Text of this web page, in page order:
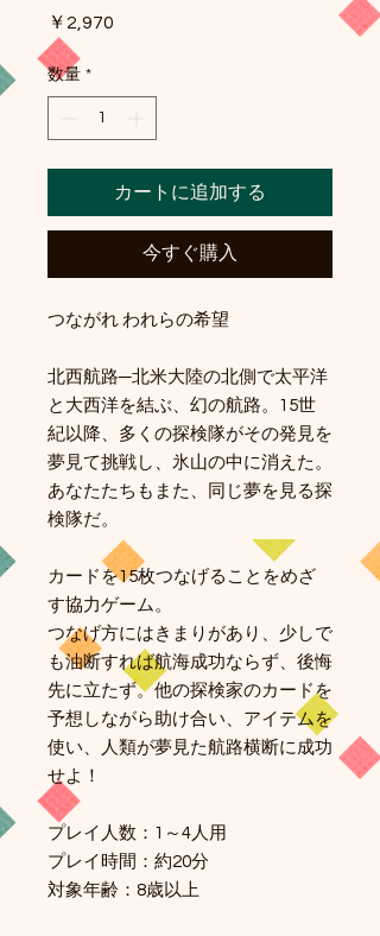
￥2,970
数量 *
カートに追加する
今すぐ購入
つながれ われらの希望
北西航路─北米大陸の北側で太平洋
と大西洋を結ぶ、幻の航路。15世
紀以降、多くの探検隊がその発見を
夢見て挑戦し、氷山の中に消えた。
あなたたちもまた、同じ夢を見る探
検隊だ。
カードを15枚つなげることをめざ
す協力ゲーム。
つなげ方にはきまりがあり、少しで
も油断すれば航海成功ならず、後悔
先に立たず。他の探検家のカードを
予想しながら助け合い、アイテムを
使い、人類が夢見た航路横断に成功
せよ！
プレイ人数：1～4人用
プレイ時間：約20分
対象年齢：8歳以上